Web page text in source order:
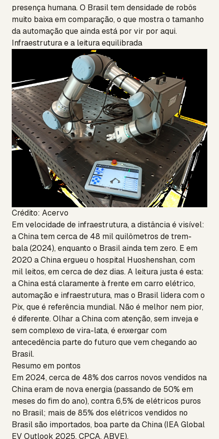
presença humana. O Brasil tem densidade de robôs
muito baixa em comparação, o que mostra o tamanho
da automação que ainda está por vir por aqui.
Infraestrutura e a leitura equilibrada
Crédito: Acervo
Em velocidade de infraestrutura, a distância é visível:
a China tem cerca de 48 mil quilômetros de trem-
bala (2024), enquanto o Brasil ainda tem zero. E em
2020 a China ergueu o hospital Huoshenshan, com
mil leitos, em cerca de dez dias. A leitura justa é esta:
a China está claramente à frente em carro elétrico,
automação e infraestrutura, mas o Brasil lidera com o
Pix, que é referência mundial. Não é melhor nem pior,
é diferente. Olhar a China com atenção, sem inveja e
sem complexo de vira-lata, é enxergar com
antecedência parte do futuro que vem chegando ao
Brasil.
Resumo em pontos
Em 2024, cerca de 48% dos carros novos vendidos na
China eram de nova energia (passando de 50% em
meses do fim do ano), contra 6,5% de elétricos puros
no Brasil; mais de 85% dos elétricos vendidos no
Brasil são importados, boa parte da China (IEA Global
EV Outlook 2025, CPCA, ABVE).